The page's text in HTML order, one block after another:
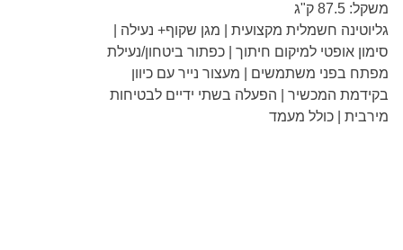
משקל: 87.5 ק"ג
גליוטינה חשמלית מקצועית | מגן שקוף+ נעילה |
סימון אופטי למיקום חיתוך | כפתור ביטחון/נעילת
מפתח בפני משתמשים | מעצור נייר עם כיוון
בקידמת המכשיר | הפעלה בשתי ידיים לבטיחות
מירבית | כולל מעמד